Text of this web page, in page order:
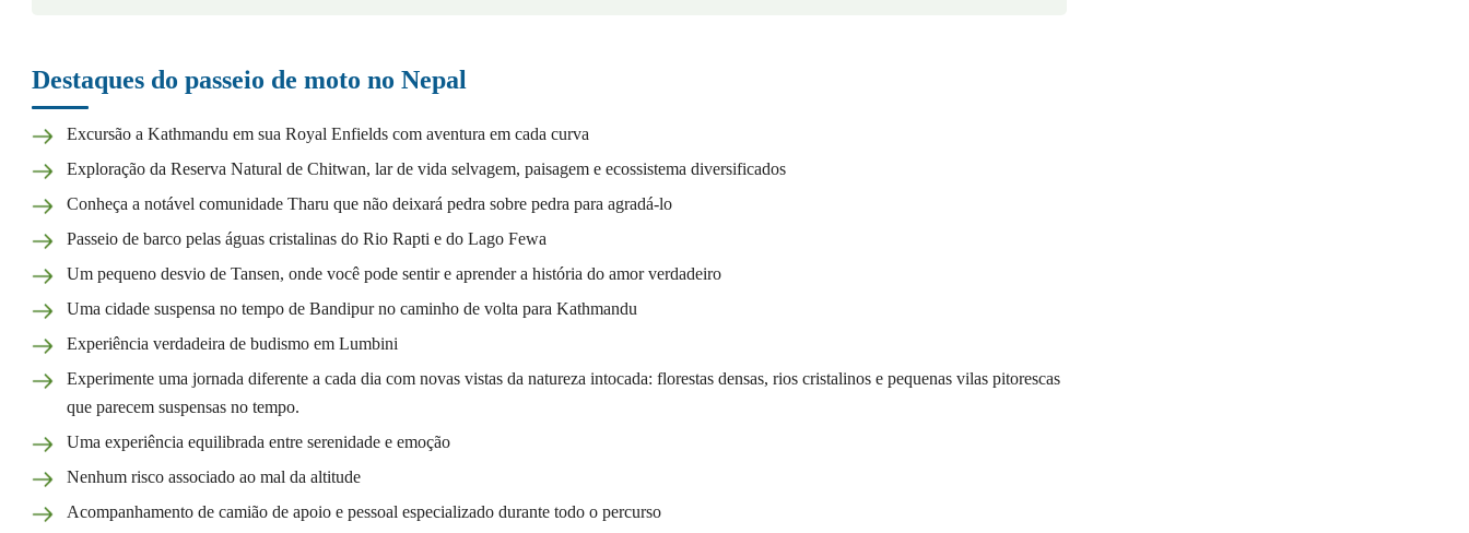
Destaques do passeio de moto no Nepal
Excursão a Kathmandu em sua Royal Enfields com aventura em cada curva
Exploração da Reserva Natural de Chitwan, lar de vida selvagem, paisagem e ecossistema diversificados
Conheça a notável comunidade Tharu que não deixará pedra sobre pedra para agradá-lo
Passeio de barco pelas águas cristalinas do Rio Rapti e do Lago Fewa
Um pequeno desvio de Tansen, onde você pode sentir e aprender a história do amor verdadeiro
Uma cidade suspensa no tempo de Bandipur no caminho de volta para Kathmandu
Experiência verdadeira de budismo em Lumbini
Experimente uma jornada diferente a cada dia com novas vistas da natureza intocada: florestas densas, rios cristalinos e pequenas vilas pitorescas
que parecem suspensas no tempo.
Uma experiência equilibrada entre serenidade e emoção
Nenhum risco associado ao mal da altitude
Acompanhamento de camião de apoio e pessoal especializado durante todo o percurso